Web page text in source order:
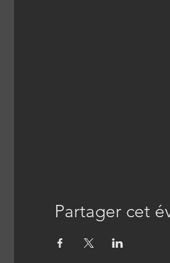
Partager cet